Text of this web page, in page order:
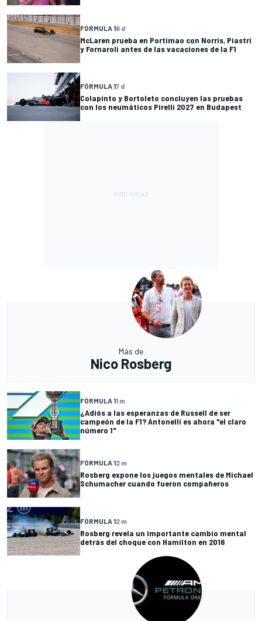
FÓRMULA 16 d
McLaren prueba en Portimao con Norris, Piastri
y Fornaroli antes de las vacaciones de la F1
FÓRMULA 17 d
Colapinto y Bortoleto concluyen las pruebas
con los neumáticos Pirelli 2027 en Budapest
Más de
Nico Rosberg
FÓRMULA 11 m
¿Adiós a las esperanzas de Russell de ser
campeón de la F1? Antonelli es ahora "el claro
número 1"
FÓRMULA 12 m
Rosberg expone los juegos mentales de Michael
Schumacher cuando fueron compañeros
FÓRMULA 12 m
Rosberg revela un importante cambio mental
detrás del choque con Hamilton en 2016